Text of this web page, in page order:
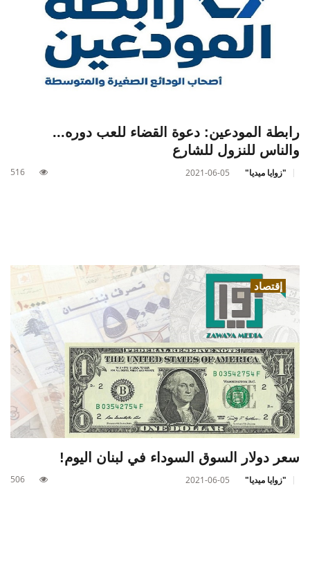
رابطة المودعين: دعوة القضاء للعب دوره...
والناس للنزول للشارع
"زوايا ميديا" 2021-06-05
516
إقتصاد
سعر دولار السوق السوداء في لبنان اليوم!
"زوايا ميديا" 2021-06-05
506